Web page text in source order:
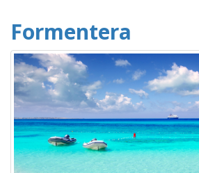
Formentera